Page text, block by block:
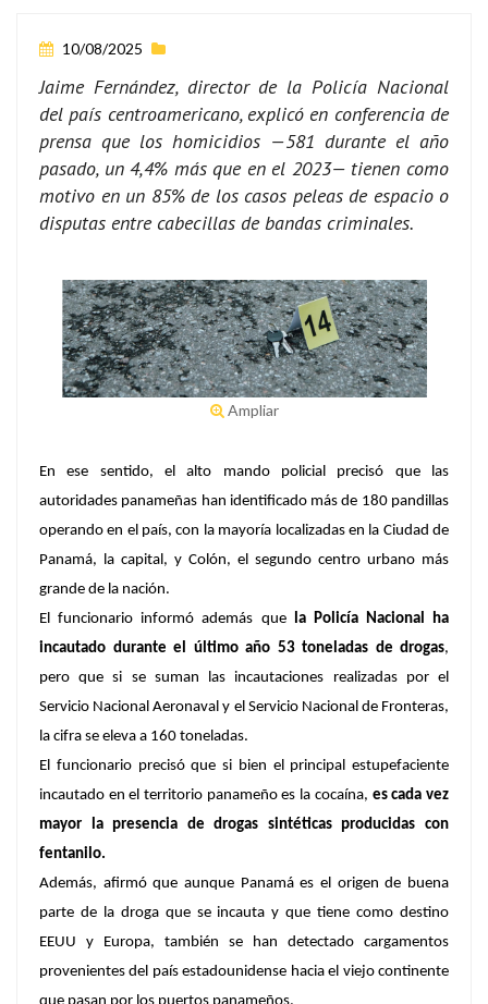
10/08/2025
Jaime Fernández, director de la Policía Nacional
del país centroamericano, explicó en conferencia de
prensa que los homicidios —581 durante el año
pasado, un 4,4% más que en el 2023— tienen como
motivo en un 85% de los casos peleas de espacio o
disputas entre cabecillas de bandas criminales.
Ampliar
En ese sentido, el alto mando policial precisó que las
autoridades panameñas han identificado más de 180 pandillas
operando en el país, con la mayoría localizadas en la Ciudad de
Panamá, la capital, y Colón, el segundo centro urbano más
grande de la nación.
El funcionario informó además que
la Policía Nacional ha
incautado durante el último año 53 toneladas de drogas,
pero que si se suman las incautaciones realizadas por el
Servicio Nacional Aeronaval y el Servicio Nacional de Fronteras,
la cifra se eleva a 160 toneladas.
El funcionario precisó que si bien el principal estupefaciente
incautado en el territorio panameño es la cocaína, es cada vez
mayor la presencia de drogas sintéticas producidas con
fentanilo.
Además, afirmó que aunque Panamá es el origen de buena
parte de la droga que se incauta y que tiene como destino
EEUU y Europa, también se han detectado cargamentos
provenientes del país estadounidense hacia el viejo continente